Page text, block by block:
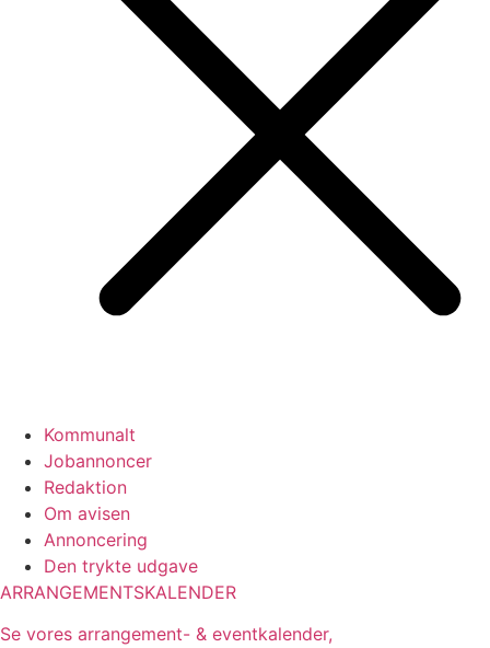
Kommunalt
Jobannoncer
Redaktion
Om avisen
Annoncering
Den trykte udgave
ARRANGEMENTSKALENDER
Se vores arrangement- & eventkalender,